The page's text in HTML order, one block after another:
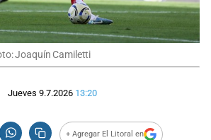
Joaquín Camiletti
Jueves 9.7.2026 13:20
+ Agregar El Litoral en